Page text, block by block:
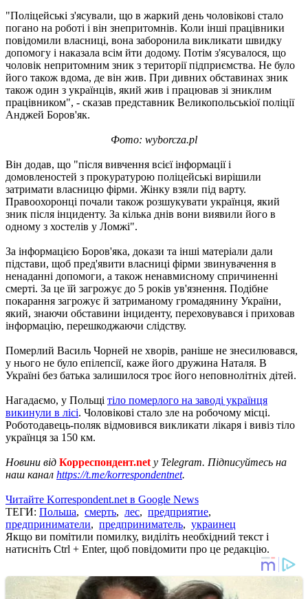
"Поліцейські з'ясували, що в жаркий день чоловікові стало
погано на роботі і він знепритомнів. Коли інші працівники
повідомили власниці, вона заборонила викликати швидку
допомогу і наказала всім йти додому. Потім з'ясувалося, що
чоловік непритомним зник з території підприємства. Не було
його також вдома, де він жив. При дивних обставинах зник
також один з українців, який жив і працював зі зниклим
працівником", - сказав представник Великопольськіої поліції
Анджей Боров'як.
Фото: wyborcza.pl
Він додав, що "після вивчення всієї інформації і
домовленостей з прокуратурою поліцейські вирішили
затримати власницю фірми. Жінку взяли під варту.
Правоохоронці почали також розшукувати українця, який
зник після інциденту. За кілька днів вони виявили його в
одному з хостелів у Ломжі".
За інформацією Боров'яка, докази та інші матеріали дали
підстави, щоб пред'явити власниці фірми звинувачення в
ненаданні допомоги, а також ненавмисному спричиненні
смерті. За це їй загрожує до 5 років ув'язнення. Подібне
покарання загрожує й затриманому громадянину України,
який, знаючи обставини інциденту, переховувався і приховав
інформацію, перешкоджаючи слідству.
Померлий Василь Чорней не хворів, раніше не знесилювався,
у нього не було епілепсії, каже його дружина Наталя. В
Україні без батька залишилося троє його неповнолітніх дітей.
Нагадаємо, у Польщі тіло померлого на заводі українця
викинули в лісі. Чоловікові стало зле на робочому місці.
Роботодавець-поляк відмовився викликати лікаря і вивіз тіло
українця за 150 км.
Новини від Корреспондент.net у Telegram. Підписуйтесь на
наш канал https://t.me/korrespondentnet.
Читайте Korrespondent.net в Google News
ТЕГИ: Польша, смерть, лес, предприятие,
предприниматели, предприниматель, украинец
Якщо ви помітили помилку, виділіть необхідний текст і
натисніть Ctrl + Enter, щоб повідомити про це редакцію.